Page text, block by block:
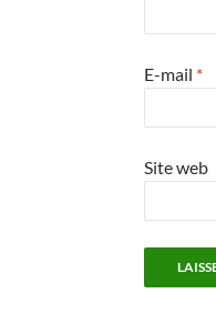
E-mail *
Site web